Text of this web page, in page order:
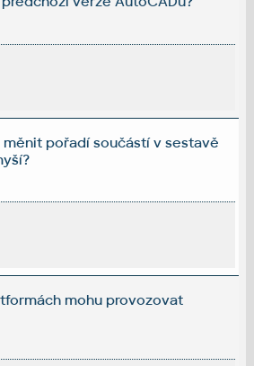
měnit pořadí součástí v sestavě
mohu provozovat